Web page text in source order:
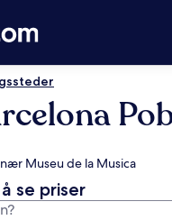
Museu de la Musica
se priser